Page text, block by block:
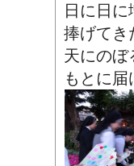
日に日
捧げてき
天にのぼ
もとに届